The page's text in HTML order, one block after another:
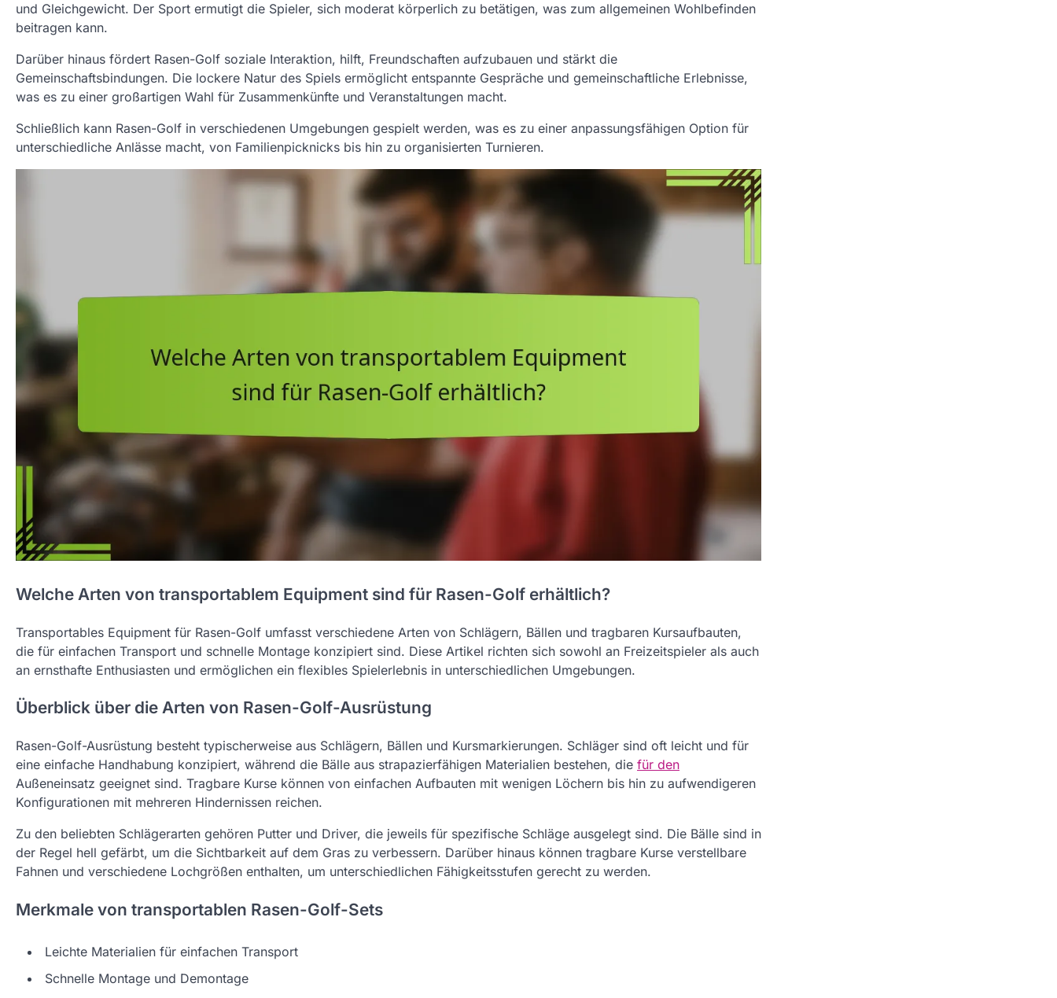
und Gleichgewicht. Der Sport ermutigt die Spieler, sich moderat körperlich zu betätigen, was zum allgemeinen Wohlbefinden
beitragen kann.
Darüber hinaus fördert Rasen-Golf soziale Interaktion, hilft, Freundschaften aufzubauen und stärkt die
Gemeinschaftsbindungen. Die lockere Natur des Spiels ermöglicht entspannte Gespräche und gemeinschaftliche Erlebnisse,
was es zu einer großartigen Wahl für Zusammenkünfte und Veranstaltungen macht.
Schließlich kann Rasen-Golf in verschiedenen Umgebungen gespielt werden, was es zu einer anpassungsfähigen Option für
unterschiedliche Anlässe macht, von Familienpicknicks bis hin zu organisierten Turnieren.
Welche Arten von transportablem Equipment sind für Rasen-Golf erhältlich?
Transportables Equipment für Rasen-Golf umfasst verschiedene Arten von Schlägern, Bällen und tragbaren Kursaufbauten,
die für einfachen Transport und schnelle Montage konzipiert sind. Diese Artikel richten sich sowohl an Freizeitspieler als auch
an ernsthafte Enthusiasten und ermöglichen ein flexibles Spielerlebnis in unterschiedlichen Umgebungen.
Überblick über die Arten von Rasen-Golf-Ausrüstung
Rasen-Golf-Ausrüstung besteht typischerweise aus Schlägern, Bällen und Kursmarkierungen. Schläger sind oft leicht und für
eine einfache Handhabung konzipiert, während die Bälle aus strapazierfähigen Materialien bestehen, die für den
Außeneinsatz geeignet sind. Tragbare Kurse können von einfachen Aufbauten mit wenigen Löchern bis hin zu aufwendigeren
Konfigurationen mit mehreren Hindernissen reichen.
Zu den beliebten Schlägerarten gehören Putter und Driver, die jeweils für spezifische Schläge ausgelegt sind. Die Bälle sind in
der Regel hell gefärbt, um die Sichtbarkeit auf dem Gras zu verbessern. Darüber hinaus können tragbare Kurse verstellbare
Fahnen und verschiedene Lochgrößen enthalten, um unterschiedlichen Fähigkeitsstufen gerecht zu werden.
Merkmale von transportablen Rasen-Golf-Sets
Leichte Materialien für einfachen Transport
Schnelle Montage und Demontage